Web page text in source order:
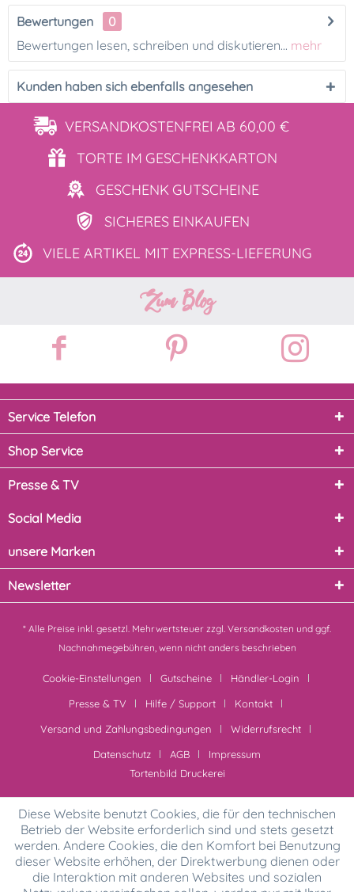
Bewertungen
0
Bewertungen lesen, schreiben und diskutieren... mehr
Kunden haben sich ebenfalls angesehen
VERSANDKOSTENFREI AB 60,00 €
TORTE IM GESCHENKKARTON
GESCHENK GUTSCHEINE
SICHERES EINKAUFEN
VIELE ARTIKEL MIT EXPRESS-LIEFERUNG
Zum Blog
Service Telefon
Shop Service
Presse & TV
Social Media
unsere Marken
Newsletter
* Alle Preise inkl. gesetzl. Mehrwertsteuer zzgl. Versandkosten und ggf.
Nachnahmegebühren, wenn nicht anders beschrieben
Cookie-Einstellungen Gutscheine
Händler-Login
Presse & TV
Hilfe / Support
Kontakt
Versand und Zahlungsbedingungen
Widerrufsrecht
Datenschutz
AGB
Impressum
Tortenbild Druckerei
Diese Website benutzt Cookies, die für den technischen
Betrieb der Website erforderlich sind und stets gesetzt
werden. Andere Cookies, die den Komfort bei Benutzung
dieser Website erhöhen, der Direktwerbung dienen oder
die Interaktion mit anderen Websites und sozialen